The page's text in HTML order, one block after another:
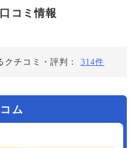
部の調査／ユーザーへの口コミ収集な
っています。
コミ情報
チコミ・評判： 314件
ム